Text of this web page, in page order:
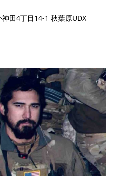
田4丁目14-1 秋葉原UDX